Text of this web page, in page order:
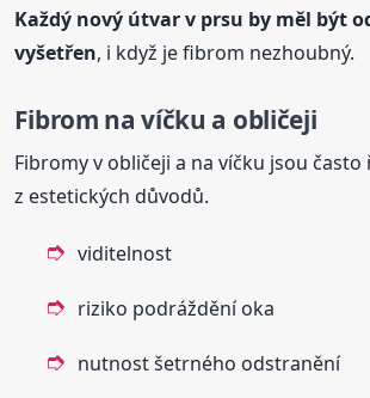
Každý nový útvar v prsu by měl být
vyšetřen, i když je fibrom nezhoubný.
Fibrom na víčku a obličeji
Fibromy v obličeji a na víčku jsou často
z estetických důvodů.
viditelnost
riziko podráždění oka
nutnost šetrného odstranění